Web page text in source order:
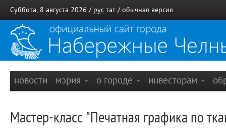
Суббота, 8 августа 2026 / рус тат / обычная версия
новости мэрия о городе инвесторам
Мастер-класс "Печатная графика по